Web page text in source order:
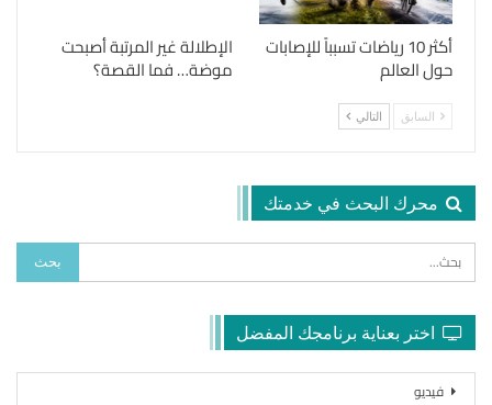
أكثر 10 رياضات تسبباً للإصابات
حول العالم
الإطلالة غير المرتبة أصبحت
موضة… فما القصة؟
السابق التالي
محرك البحث في خدمتك
اختر بعناية برنامجك المفضل
فيديو